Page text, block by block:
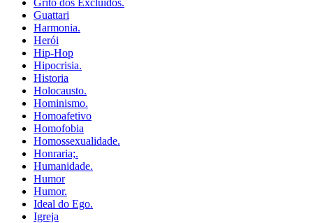
Grito dos Excluídos.
Guattari
Harmonia.
Herói
Hip-Hop
Hipocrisia.
Historia
Holocausto.
Hominismo.
Homoafetivo
Homofobia
Homossexualidade.
Honraria;.
Humanidade.
Humor
Humor.
Ideal do Ego.
Igreja